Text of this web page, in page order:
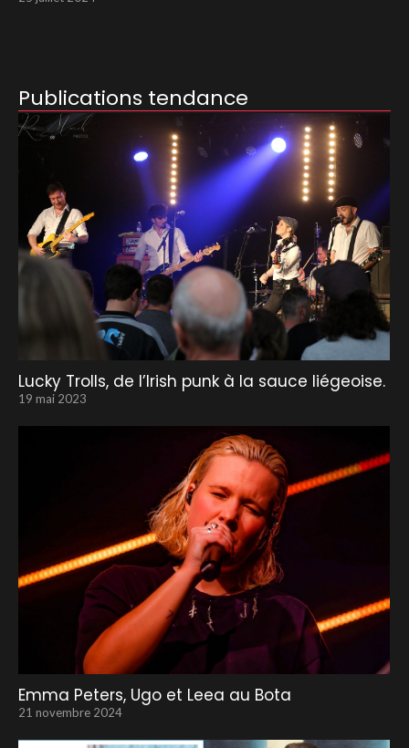
Publications tendance
Lucky Trolls, de l’Irish punk à la sauce liégeoise.
19 mai 2023
Emma Peters, Ugo et Leea au Bota
21 novembre 2024